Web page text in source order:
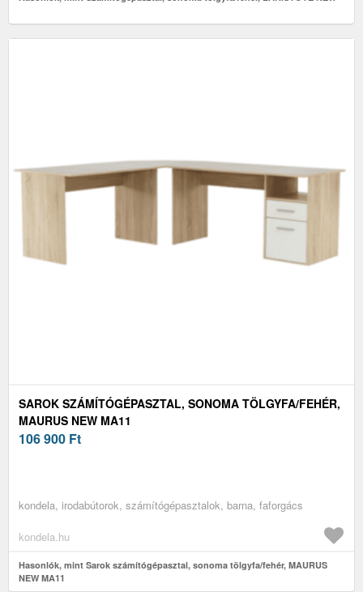
SAROK SZÁMÍTÓGÉPASZTAL, SONOMA TÖLGYFA/FEHÉR,
MAURUS NEW MA11
106 900 Ft
kondela, irodabútorok, számítógépasztalok, barna, faforgács
kondela.hu
Hasonlók, mint Sarok számítógépasztal, sonoma tölgyfa/fehér, MAURUS
NEW MA11